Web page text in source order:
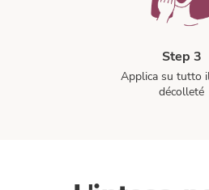
Step 3
Applica su tutto
décolleté